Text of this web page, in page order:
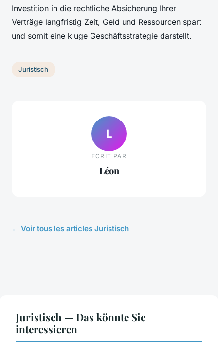
Investition in die rechtliche Absicherung Ihrer
Verträge langfristig Zeit, Geld und Ressourcen spart
und somit eine kluge Geschäftsstrategie darstellt.
Juristisch
L
ECRIT PAR
Léon
← Voir tous les articles Juristisch
Juristisch — Das könnte Sie
interessieren